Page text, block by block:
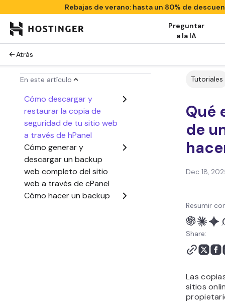
Rebajas de verano: hasta un 80% de
Preguntar
a la IA
Atrás
En este artículo
Cómo descargar y
restaurar la copia de
seguridad de tu sitio web
a través de hPanel
Cómo generar y
descargar un backup
web completo del sitio
web a través de cPanel
Cómo hacer un backup
Tutoriales
Qué
de
Dec 18,
Resumir
Share:
Las
sitios